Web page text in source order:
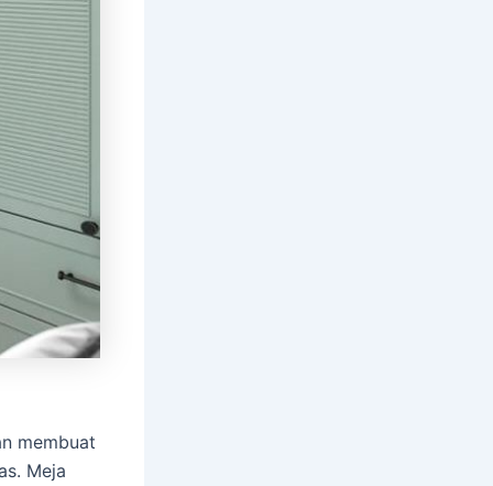
membuat
Meja